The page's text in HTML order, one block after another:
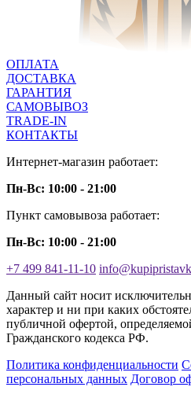
ОПЛАТА
ДОСТАВКА
ГАРАНТИЯ
САМОВЫВОЗ
TRADE-IN
КОНТАКТЫ
Интернет-магазин работает:
Пн-Вс: 10:00 - 21:00
Пункт самовывоза работает:
Пн-Вс: 10:00 - 21:00
+7 499 841-11-10
Данный сайт носит
характер и ни при каких
публичной офертой,
Гражданского кодекса РФ.
Политика конфиденциальности
персональных данных Договор